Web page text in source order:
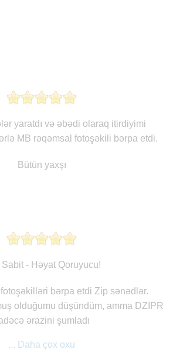
yaratdı və əbədi olaraq itirdiyimi
MB rəqəmsal fotoşəkili bərpa etdi.
Bütün yaxşı
Sabit - Həyat Qoruyucu!
bərpa etdi Zip sənədlər.
olduğumu düşündüm, amma DZIPR
ərazini şumladı
... Daha çox oxu